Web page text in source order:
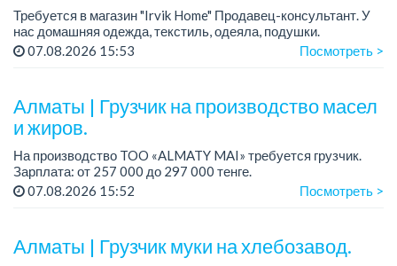
Требуется в магазин "Irvik Home" Продавец-консультант. У
нас домашняя одежда, текстиль, одеяла, подушки.
График работы: 4/2, с 10:00 до 20:00.
07.08.2026 15:53 Посмотреть >
Алматы | Грузчик на производство масел
и жиров.
На производство TOO «ALMATY MAI» требуется грузчик.
Зарплата: от 257 000 до 297 000 тенге.
График работы: сменный 2/2, с 08.00 до 20.00, с 20.00 до
07.08.2026 15:52 Посмотреть >
Алматы | Грузчик муки на хлебозавод.